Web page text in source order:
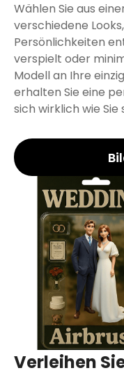
Wählen Sie aus
verschiedene
Persönlichkeiten
verspielt oder
Modell an Ihre
erhalten Sie eine
sich wirklich wie
Verleihen